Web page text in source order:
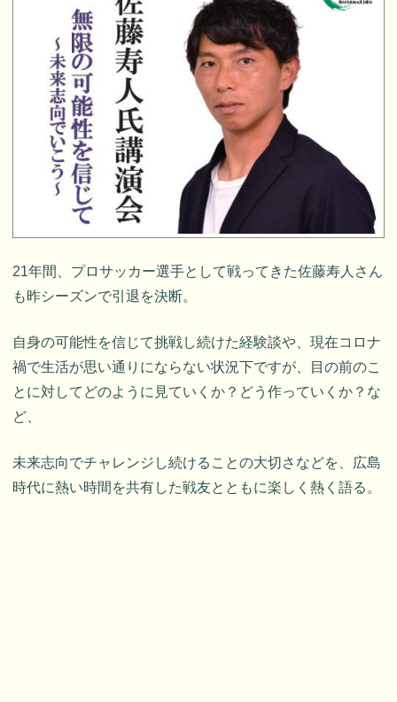
21年間、プロサッカー選手として戦ってきた佐藤寿人さん
も昨シーズンで引退を決断。
自身の可能性を信じて挑戦し続けた経験談や、現在コロナ
禍で生活が思い通りにならない状況下ですが、目の前のこ
とに対してどのように見ていくか？どう作っていくか？な
ど、
未来志向でチャレンジし続けることの大切さなどを、広島
時代に熱い時間を共有した戦友とともに楽しく熱く語る。